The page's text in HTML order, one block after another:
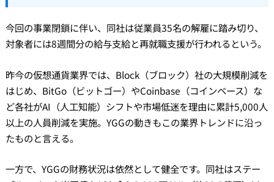
今回の事業閉鎖に伴い、同社は従業員35名の解雇に踏み切り、
対象者には8週間分の給与支給と再就職支援が行われるという。
昨今の仮想通貨業界では、Block（ブロック）社の大規模削減を
はじめ、BitGo（ビットゴー）やCoinbase（コインベース）な
ど各社がAI（人工知能）シフトや市場低迷を理由に累計5,000人
以上の人員削減を実施。YGGの動きもこの業界トレンドに沿っ
たものと言える。
一方で、YGGの財務状況は依然として健全です。同社はステー